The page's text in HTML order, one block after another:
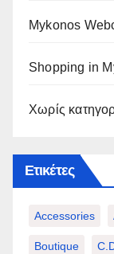
Mykonos
Shopping in
Χωρίς
Ετικέτες
Accessories
Boutique